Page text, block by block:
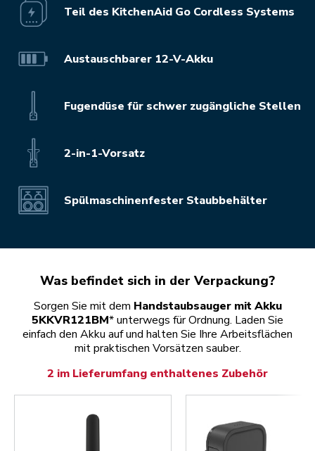
Teil des KitchenAid Go Cordless Systems
Austauschbarer 12-V-Akku
Fugendüse für schwer zugängliche Stellen
2-in-1-Vorsatz
Spülmaschinenfester Staubbehälter
Was befindet sich in der Verpackung?
Sorgen Sie mit dem Handstaubsauger mit Akku
5KKVR121BM* unterwegs für Ordnung. Laden Sie
einfach den Akku auf und halten Sie Ihre Arbeitsflächen
mit praktischen Vorsätzen sauber.
2 im Lieferumfang enthaltenes Zubehör